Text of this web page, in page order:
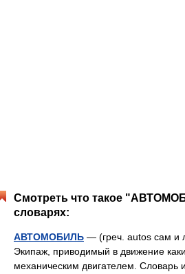
Смотреть что такое
словарях:
АВТОМОБИЛЬ — (греч. autos сам и
Экипаж, приводимый в движение
механическим двигателем. Словарь